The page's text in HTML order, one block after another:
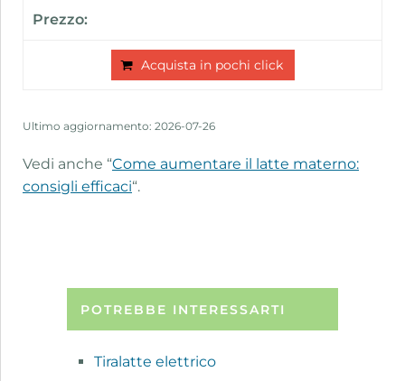
Acquista in pochi click
Ultimo aggiornamento: 2026-07-26
Vedi anche “Come aumentare il latte materno:
consigli efficaci“.
POTREBBE INTERESSARTI
Tiralatte elettrico